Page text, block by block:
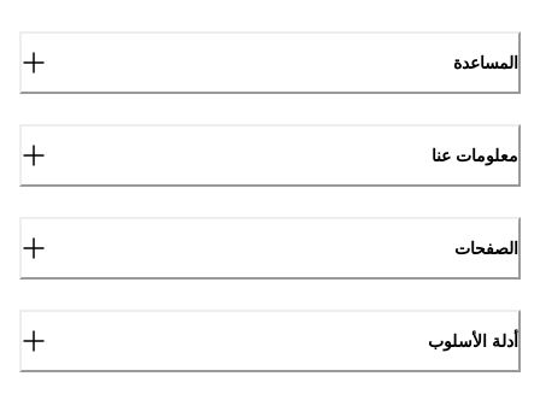
المساعدة
معلومات عنا
الصفحات
أدلة الأسلوب